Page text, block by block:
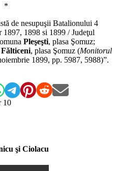
*
de nesupuşii Batalionului 4
1898 si 1899 / Judeţul
Pleşeşti, plasa Şomuz;
Fălticeni, plasa Şomuz (Monitorul
1899, pp. 5987, 5988)”.
10
şi Ciolacu